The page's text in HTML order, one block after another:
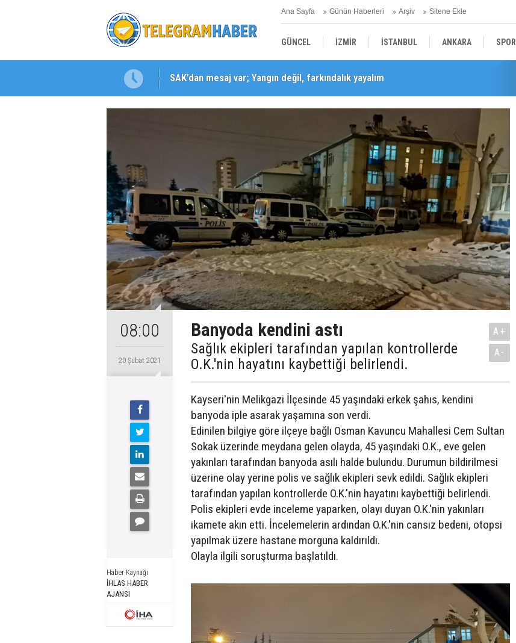
Ana Sayfa Günün Haberleri Arşiv Sitene Ekle
GÜNCEL İZMİR İSTANBUL ANKARA SPOR
YEREL SAĞLIK
SAK’dan mesaj var; Yangın değil, farkındalık yayalım
Karabağlar ‘da Gazeteci Barış Selçuk saygıyla anıldı
08:00
20 Şubat 2021
Haber Kaynağı
İHLAS HABER
AJANSI
Banyoda kendini astı
Sağlık ekipleri tarafından yapılan kontrollerde
O.K.'nin hayatını kaybettiği belirlendi.
A+
A-
Kayseri'nin Melikgazi İlçesinde 45 yaşındaki erkek şahıs, kendini
banyoda iple asarak yaşamına son verdi.
Edinilen bilgiye göre ilçeye bağlı Osman Kavuncu Mahallesi Cem Sultan
Sokak üzerinde meydana gelen olayda, 45 yaşındaki O.K., eve gelen
yakınları tarafından banyoda asılı halde bulundu. Durumun bildirilmesi
üzerine olay yerine polis ve sağlık ekipleri sevk edildi. Sağlık ekipleri
tarafından yapılan kontrollerde O.K.'nin hayatını kaybettiği belirlendi.
Polis ekipleri evde inceleme yaparken, olayı duyan O.K.'nin yakınları
ikamete akın etti. İncelemelerin ardından O.K.'nin cansız bedeni, otopsi
yapılmak üzere hastane morguna kaldırıldı.
Olayla ilgili soruşturma başlatıldı.